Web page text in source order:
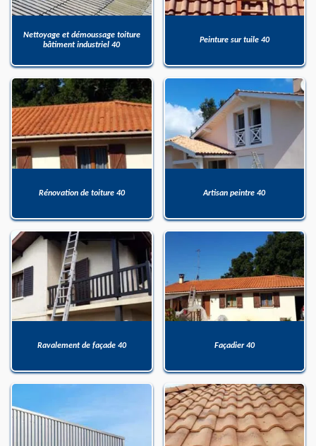
Nettoyage et démoussage toiture
bâtiment industriel 40
Peinture sur tuile 40
Rénovation de toiture 40 Artisan peintre 40
Ravalement de façade 40 Façadier 40